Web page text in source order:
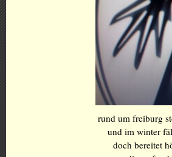
rund um freiburg
und im winter
doch bereitet